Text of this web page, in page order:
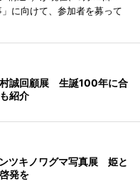
に向けて、参加者を募って
誠回顧展 生誕100年に合
紹介
ツキノワグマ写真展 姫と
発を